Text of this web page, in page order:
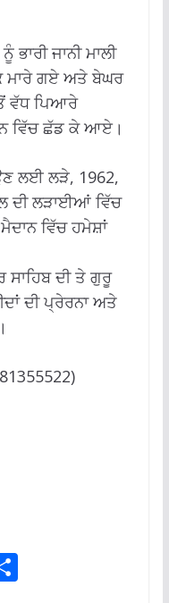
ਭਾਰੀ ਜਾਨੀ ਮਾਲੀ
ਮਾਰੇ ਗਏ ਅਤੇ ਬੇਘਰ
ਵੱਧ ਪਿਆਰੇ
ਵਿੱਚ ਛੱਡ ਕੇ ਆਏ।
ਲਈ ਲੜੇ, 1962,
ਦੀ ਲੜਾਈਆਂ ਵਿੱਚ
ਵਿੱਚ ਹਮੇਸ਼ਾਂ
ਦੀ ਤੇ ਗੁਰੂ
ਦੀ ਪ੍ਰੇਰਨਾ ਅਤੇ
S